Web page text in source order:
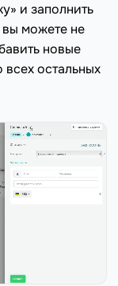
и заполнить
вы можете не
новые
всех остальных